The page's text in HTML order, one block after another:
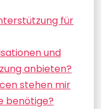
für
und
anbieten?
stehen mir
benötige?